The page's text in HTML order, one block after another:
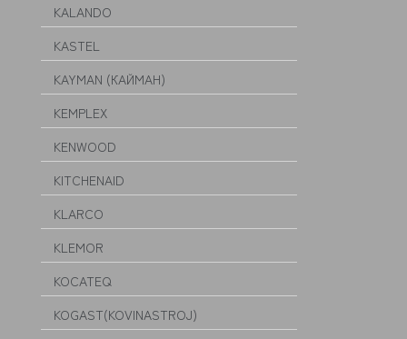
KALANDO
KASTEL
KAYMAN (КАЙМАН)
KEMPLEX
KENWOOD
KITCHENAID
KLARCO
KLEMOR
KOCATEQ
KOGAST(KOVINASTROJ)